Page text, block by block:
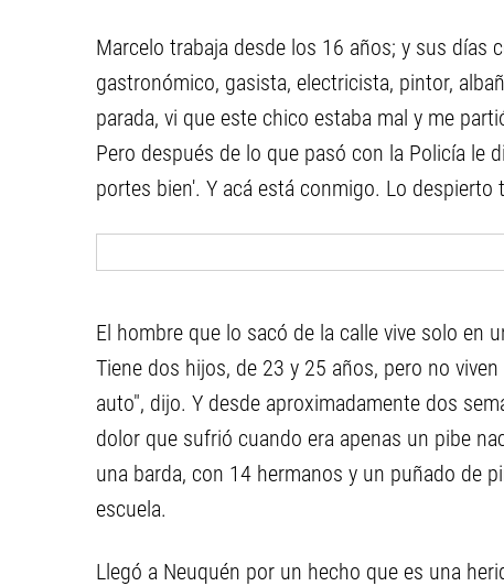
Marcelo trabaja desde los 16 años; y sus días
gastronómico, gasista, electricista, pintor,
parada, vi que este chico estaba mal y me
Pero después de lo que pasó con la Policía le
portes bien'. Y acá está conmigo. Lo
El hombre que lo sacó de la calle vive solo en
Tiene dos hijos, de 23 y 25 años, pero no
auto", dijo. Y desde aproximadamente dos
dolor que sufrió cuando era apenas un pibe
una barda, con 14 hermanos y un puñado de
escuela.
Llegó a Neuquén por un hecho que es una